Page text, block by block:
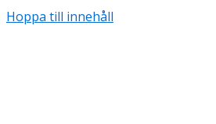
Hoppa till innehåll